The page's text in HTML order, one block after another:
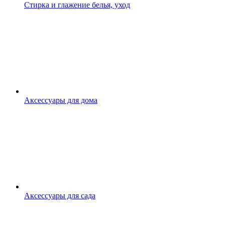
Стирка и глажение белья, уход
Аксессуары для дома
Аксессуары для сада